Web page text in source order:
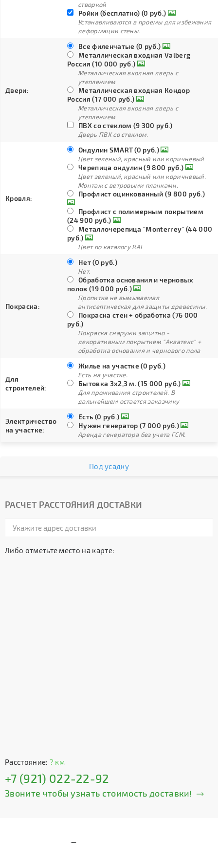
створкой
Ройки (бесплатно) (0 руб.)
Устанавливаются в проемы для избежания
деформации стены.
Двери:
Все филенчатые (0 руб.)
Металлическая входная Valberg
Россия (10 000 руб.)
Металлическая входная дверь с
утеплением
Металлическая входная Кондор
Россия (17 000 руб.)
Металлическая входная дверь с
утеплением
ПВХ со стеклом (9 300 руб.)
Дверь ПВХ со стеклом.
Кровля:
Ондулин SMART (0 руб.)
Цвет зеленый, красный или коричневый
Черепица ондулин (9 800 руб.)
Цвет зеленый, красный или коричневый.
Монтаж с ветровыми планками.
Профлист оцинкованный (9 800 руб.)
Профлист с полимерным покрытием
(24 900 руб.)
Металлочерепица "Monterrey" (44 000
руб.)
Цвет по каталогу RAL
Покраска:
Нет (0 руб.)
Нет.
Обработка основания и черновых
полов (19 000 руб.)
Пропитка не вымываемая
антисептическая для защиты древесины.
Покраска стен + обработка (76 000
руб.)
Покраска снаружи защитно -
декоративным покрытием "Акватекс" +
обработка основания и чернового пола
Для
строителей:
Жилье на участке (0 руб.)
Есть на участке.
Бытовка 3х2,3 м. (15 000 руб.)
Для проживания строителей. В
дальнейшем остается заказчику
Электричество
на участке:
Есть (0 руб.)
Нужен генератор (7 000 руб.)
Аренда генератора без учета ГСМ.
Под усадку
РАСЧЕТ РАССТОЯНИЯ ДОСТАВКИ
Либо отметьте место на карте:
Расстояние: ? км
+7 (921) 022-22-92
Звоните чтобы узнать стоимость доставки!